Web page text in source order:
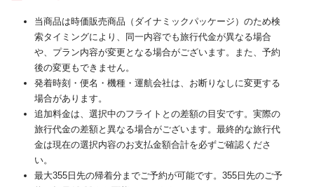
当商品は時価販売商品（ダイナミックパッケージ）のため検
索タイミングにより、同一内容でも旅行代金が異なる場合
や、プラン内容が変更となる場合がございます。また、予約
後の変更もできません。
発着時刻・便名・機種・運航会社は、お断りなしに変更する
場合があります。
追加料金は、選択中のフライトとの差額の目安です。実際の
旅行代金の差額と異なる場合がございます。最終的な旅行代
金は現在の選択内容のお支払金額合計を必ずご確認くださ
い。
最大355日先の帰着分までご予約が可能です。355日先のご予